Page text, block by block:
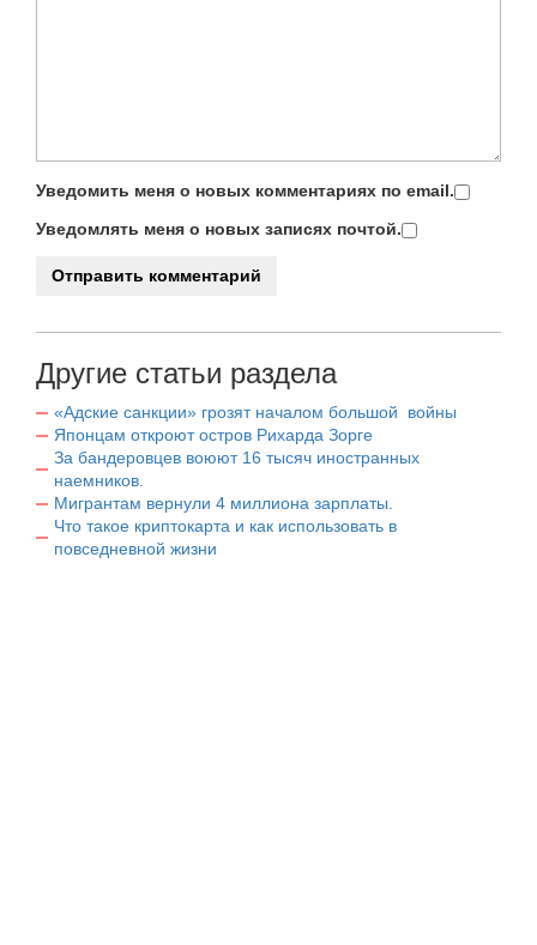
Уведомить меня о новых комментариях по email.
Уведомлять меня о новых записях почтой.
Другие статьи раздела
«Адские санкции» грозят началом большой войны
Японцам откроют остров Рихарда Зорге
За бандеровцев воюют 16 тысяч иностранных
наемников.
Мигрантам вернули 4 миллиона зарплаты.
Что такое криптокарта и как использовать в
повседневной жизни